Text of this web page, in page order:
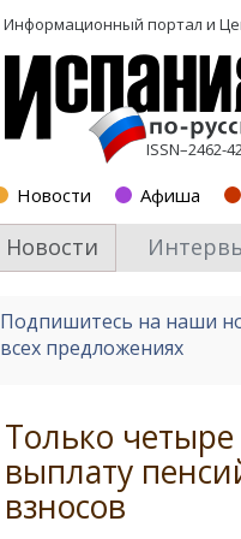
Информационный портал и
ISSN–2462-
Новости Афиша
Новости
Подпишитесь на наши
всех предложениях
Только
выплату
взносов